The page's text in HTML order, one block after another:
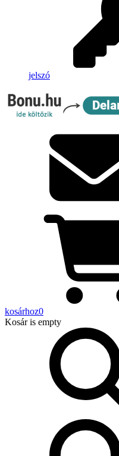
jelszó
kosárhoz0
Kosáris empty